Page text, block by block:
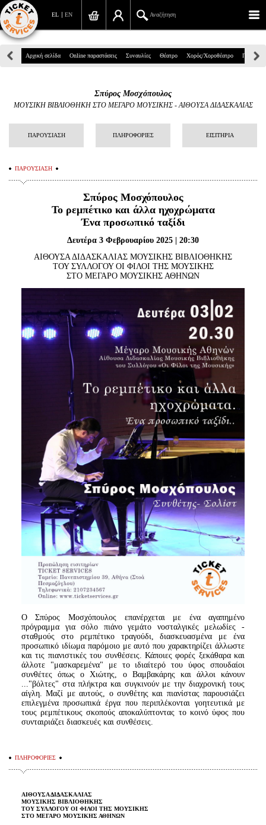
EN
EL Αναζήτηση
Πανεπιστημίου 39, Αθήνα
info@ticketservices.gr
Αναζήτηση
Σύνδεση/Εγγραφή
Αναζήτηση παραγγελίας
Προσωπικά Δεδομένα
Πληροφορίες
Είσοδος διαχειριστή
Αρχική σελίδα Online παραστάσεις Συναυλίες Θέατρο Χορός/Χοροθέατρο Παιδικά
Σπύρος Μοσχόπουλος
ΜΟΥΣΙΚΗ ΒΙΒΛΙΟΘΗΚΗ ΣΤΟ ΜΕΓΑΡΟ ΜΟΥΣΙΚΗΣ-ΑΙΘΟΥΣΑ ΔΙΔΑΣΚΑΛΙΑΣ
ΠΑΡΟΥΣΙΑΣΗ ΠΛΗΡΟΦΟΡΙΕΣ ΕΙΣΙΤΗΡΙΑ
ΠΑΡΟΥΣΙΑΣΗ
Σπύρος Μοσχόπουλος
Το ρεμπέτικο και άλλα ηχοχρώματα
Ένα προσωπικό ταξίδι
Δευτέρα 3 Φεβρουαρίου 2025 | 20:30
ΑΙΘΟΥΣΑ ΔΙΔΑΣΚΑΛΙΑΣ ΜΟΥΣΙΚΗΣ ΒΙΒΛΙΟΘΗΚΗΣ
ΤΟΥ ΣΥΛΛΟΓΟΥ ΟΙ ΦΙΛΟΙ ΤΗΣ ΜΟΥΣΙΚΗΣ
ΣΤΟ ΜΕΓΑΡΟ ΜΟΥΣΙΚΗΣ ΑΘΗΝΩΝ
Ο Σπύρος Μοσχόπουλος επανέρχεται με ένα αγαπημένο
πρόγραμμα για σόλο πιάνο γεμάτο νοσταλγικές μελωδίες -
σταθμούς στο ρεμπέτικο τραγούδι, διασκευασμένα με ένα
προσωπικό ιδίωμα παρόμοιο με αυτό που χαρακτηρίζει άλλωστε
και τις πιανιστικές του συνθέσεις. Κάποιες φορές ξεκάθαρα και
άλλοτε "μασκαρεμένα" με το ιδιαίτερό του ύφος σπουδαίοι
συνθέτες όπως ο Χιώτης, ο Βαμβακάρης και άλλοι κάνουν
..."βόλτες" στα πλήκτρα και συγκινούν με την διαχρονική τους
αίγλη. Μαζί με αυτούς, ο συνθέτης και πιανίστας παρουσιάζει
επιλεγμένα προσωπικά έργα που περιπλέκονται γοητευτικά με
τους ρεμπέτικους σκοπούς αποκαλύπτοντας το κοινό ύφος που
συνταιριάζει διασκευές και συνθέσεις.
ΠΛΗΡΟΦΟΡΙΕΣ
ΑΙΘΟΥΣΑ ΔΙΔΑΣΚΑΛΙΑΣ
ΜΟΥΣΙΚΗΣ ΒΙΒΛΙΟΘΗΚΗΣ
ΤΟΥ ΣΥΛΛΟΓΟΥ ΟΙ ΦΙΛΟΙ ΤΗΣ ΜΟΥΣΙΚΗΣ
ΣΤΟ ΜΕΓΑΡΟ ΜΟΥΣΙΚΗΣ ΑΘΗΝΩΝ